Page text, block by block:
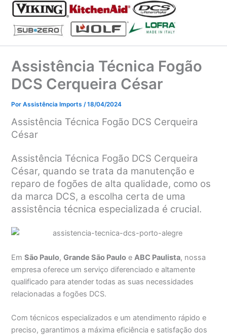
Assistência Técnica Fogão
DCS Cerqueira César
PorAssistência Imports/18/04/2024
Assistência Técnica Fogão DCS Cerqueira
César
Assistência Técnica Fogão DCS Cerqueira
César, quando se trata da manutenção e
reparo de fogões de alta qualidade, como os
da marca DCS, a escolha certa de uma
assistência técnica especializada é crucial.
EmSão Paulo,Grande São Paulo e ABC Paulista, nossa
empresa oferece um serviço diferenciado e altamente
qualificado para atender todas as suas necessidades
relacionadas a fogões DCS.
Com técnicos especializados e um atendimento rápido e
preciso, garantimos a máxima eficiência e satisfação dos